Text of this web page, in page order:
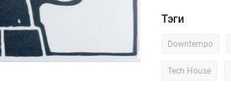
Тэги
Downtempo
Tech House